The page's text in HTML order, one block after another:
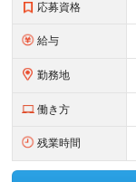
応募資格
給与
勤務地
働き方
残業時間